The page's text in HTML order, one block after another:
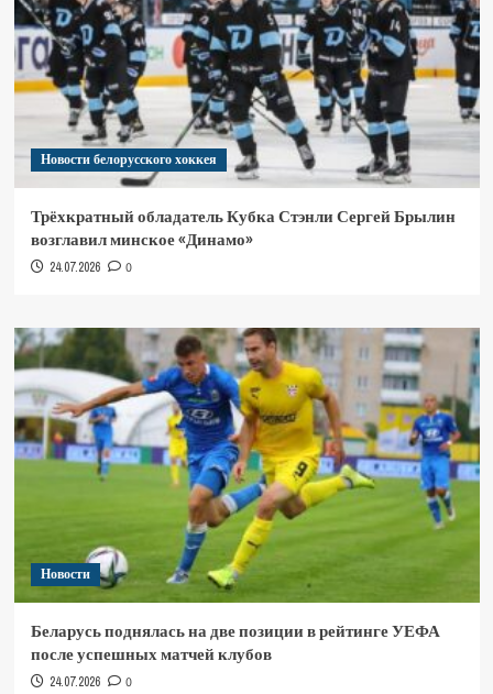
Новости белорусского хоккея
Трёхкратный обладатель Кубка Стэнли Сергей Брылин
возглавил минское «Динамо»
24.07.2026 0
Новости
Беларусь поднялась на две позиции в рейтинге УЕФА
после успешных матчей клубов
24.07.2026 0